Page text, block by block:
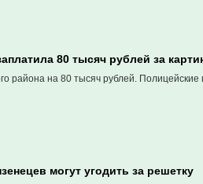
80 тысяч рублей за
района на 80 тысяч рублей.
могут угодить за решетку